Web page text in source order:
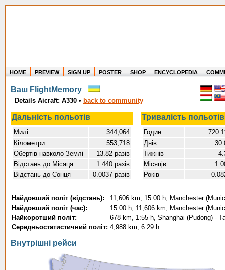
Where in the world have you flown?
How long have you been in the air?
Create your own FlightMemory and see!
HOME PREVIEW SIGN UP POSTER SHOP ENCYCLOPEDIA
Ваш FlightMemory
Details Aicraft: A330 • back to community
Дальність польотів Тривалість польотів
Милі
344,064
Кілометри
553,718
Обертів навколо Землі
13.82 разів
Відстань до Місяця
1.440 разів
Відстань до Сонця
0.0037 разів
Годин
Днів
Тижнів
Місяців
Років
Найдовший політ (відстань):
11,606 km, 15:00 h, Manchester
Найдовший політ (час):
15:00 h, 11,606 km, Manchester
Найкоротший політ:
678 km, 1:55 h, Shanghai (Pudong) -
Середньостатистичний політ: 4,988 km, 6:29 h
Внутрішні рейси